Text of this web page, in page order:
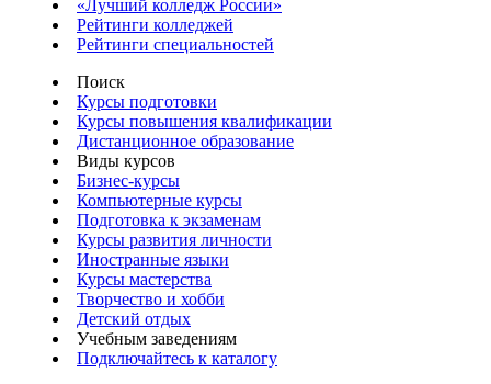
«Лучший колледж России»
Рейтинги колледжей
Рейтинги специальностей
Поиск
Курсы подготовки
Курсы повышения квалификации
Дистанционное образование
Виды курсов
Бизнес-курсы
Компьютерные курсы
Подготовка к экзаменам
Курсы развития личности
Иностранные языки
Курсы мастерства
Творчество и хобби
Детский отдых
Учебным заведениям
Подключайтесь к каталогу